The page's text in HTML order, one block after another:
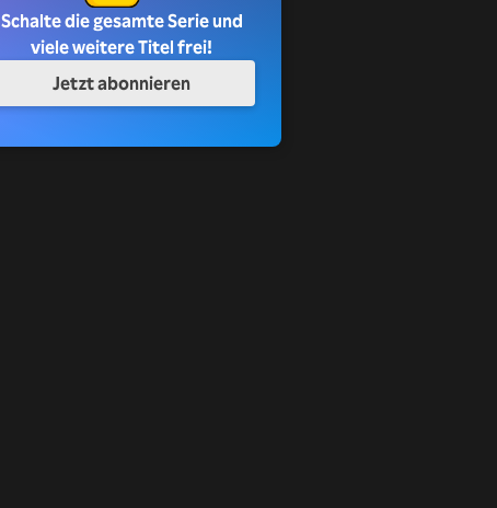
Schalte die gesamte Serie und
viele weitere Titel frei!
Jetzt abonnieren